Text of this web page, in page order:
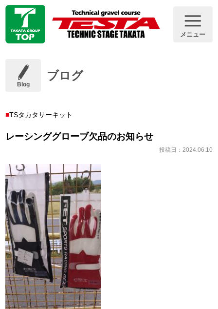
メニュー
Blog
ブログ
TSタカタサーキット
レーシンググローブ欠品のお知らせ
投稿日：2024.06.10